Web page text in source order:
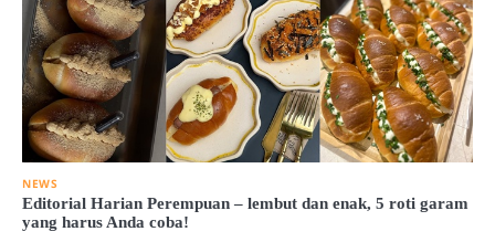
NEWS
Editorial Harian Perempuan – lembut dan enak, 5 roti garam
yang harus Anda coba!